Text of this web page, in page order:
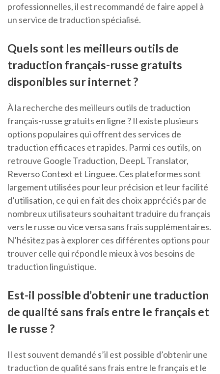
professionnelles, il est recommandé de faire appel à
un service de traduction spécialisé.
Quels sont les meilleurs outils de
traduction français-russe gratuits
disponibles sur internet ?
À la recherche des meilleurs outils de traduction
français-russe gratuits en ligne ? Il existe plusieurs
options populaires qui offrent des services de
traduction efficaces et rapides. Parmi ces outils, on
retrouve Google Traduction, DeepL Translator,
Reverso Context et Linguee. Ces plateformes sont
largement utilisées pour leur précision et leur facilité
d’utilisation, ce qui en fait des choix appréciés par de
nombreux utilisateurs souhaitant traduire du français
vers le russe ou vice versa sans frais supplémentaires.
N’hésitez pas à explorer ces différentes options pour
trouver celle qui répond le mieux à vos besoins de
traduction linguistique.
Est-il possible d’obtenir une traduction
de qualité sans frais entre le français et
le russe ?
Il est souvent demandé s’il est possible d’obtenir une
traduction de qualité sans frais entre le français et le